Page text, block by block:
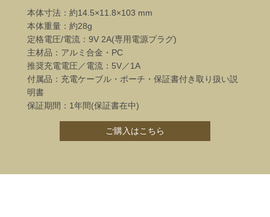
本体寸法：約14.5×11.8×103 mm
本体重量：約28g
定格電圧/電流：9V 2A(専用電源プラグ)
主材品：アルミ合金・PC
推奨充電電圧／電流：5V／1A
付属品：充電ケーブル・ポーチ・保証書付き取り扱い説
明書
保証期間：1年間(保証書在中)
ご購入はこちら